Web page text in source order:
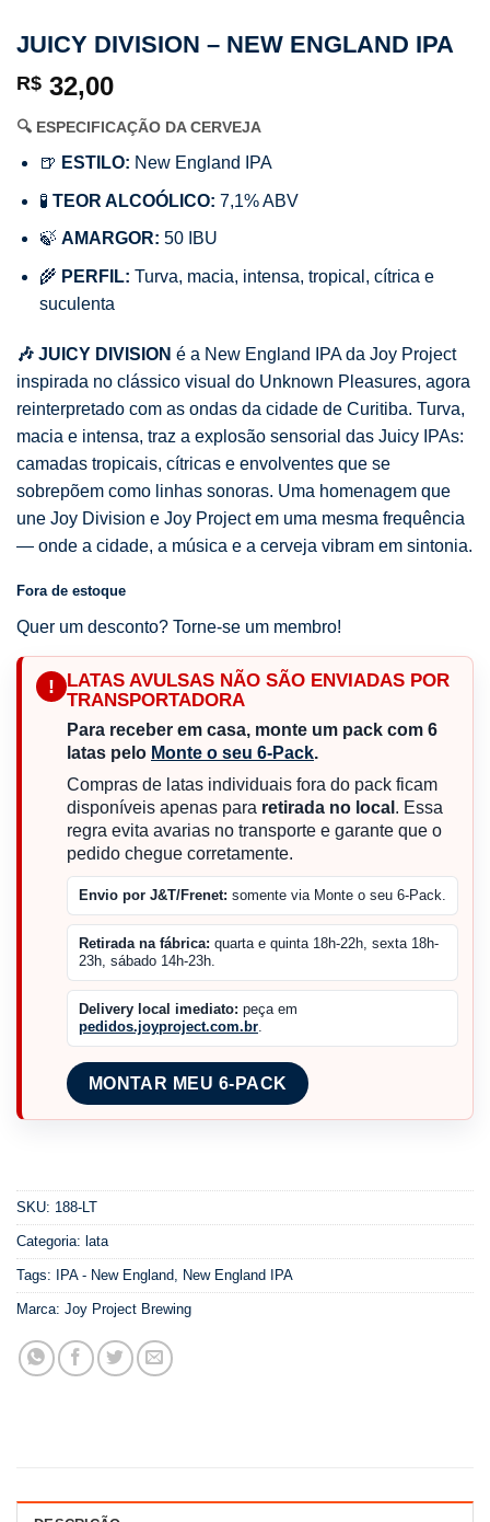
JUICY DIVISION – NEW ENGLAND IPA
R$ 32,00
🔍 ESPECIFICAÇÃO DA CERVEJA
🍺 ESTILO: New England IPA
🧪 TEOR ALCOÓLICO: 7,1% ABV
🍃 AMARGOR: 50 IBU
🌾 PERFIL: Turva, macia, intensa, tropical, cítrica e
suculenta
🎶 JUICY DIVISION é a New England IPA da Joy Project
inspirada no clássico visual do Unknown Pleasures, agora
reinterpretado com as ondas da cidade de Curitiba. Turva,
macia e intensa, traz a explosão sensorial das Juicy IPAs:
camadas tropicais, cítricas e envolventes que se
sobrepõem como linhas sonoras. Uma homenagem que
une Joy Division e Joy Project em uma mesma frequência
— onde a cidade, a música e a cerveja vibram em sintonia.
Fora de estoque
Quer um desconto? Torne-se um membro!
!
LATAS AVULSAS NÃO SÃO ENVIADAS POR
TRANSPORTADORA
Para receber em casa, monte um pack com 6
latas pelo Monte o seu 6-Pack.
Compras de latas individuais fora do pack ficam
disponíveis apenas para retirada no local . Essa
regra evita avarias no transporte e garante que o
pedido chegue corretamente.
Envio por J&T/Frenet: somente via Monte o seu 6-Pack.
Retirada na fábrica: quarta e quinta 18h-22h, sexta 18h-
23h, sábado 14h-23h.
Delivery local imediato: peça em
pedidos.joyproject.com.br.
MONTAR MEU 6-PACK
SKU: 188-LT
Categoria: lata
Tags: IPA - New England, New England IPA
Marca: Joy Project Brewing